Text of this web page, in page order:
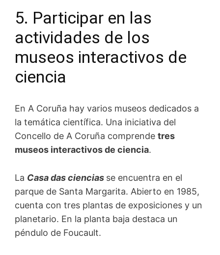
5. Participar en las
actividades de los
museos interactivos de
ciencia
En A Coruña hay varios museos dedicados a
la temática científica. Una iniciativa del
Concello de A Coruña comprende tres
museos interactivos de ciencia.
La Casa das ciencias se encuentra en el
parque de Santa Margarita. Abierto en 1985,
cuenta con tres plantas de exposiciones y un
planetario. En la planta baja destaca un
péndulo de Foucault.